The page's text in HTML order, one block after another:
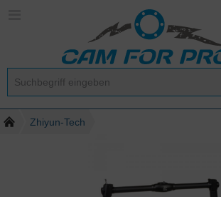
Zhiyun-Tech